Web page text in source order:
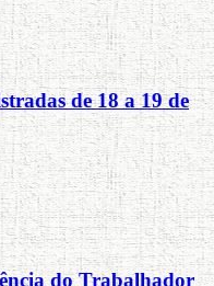
de 18 a 19 de
do Trabalhador